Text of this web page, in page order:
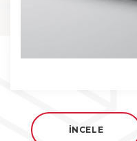
İNCELE